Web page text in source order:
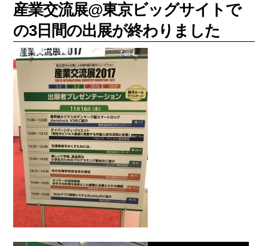
産業交流展@東京ビッグサイトで
の3日間の出展が終わりました